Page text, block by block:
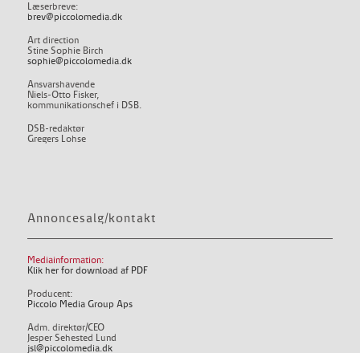
Læserbreve:
brev@piccolomedia.dk
Art direction
Stine Sophie Birch
sophie@piccolomedia.dk
Ansvarshavende
Niels-Otto Fisker,
kommunikationschef i DSB.
DSB-redaktør
Gregers Lohse
Annoncesalg/kontakt
Mediainformation:
Klik her for download af PDF
Producent:
Piccolo Media Group Aps
Adm. direktør/CEO
Jesper Sehested Lund
jsl@piccolomedia.dk